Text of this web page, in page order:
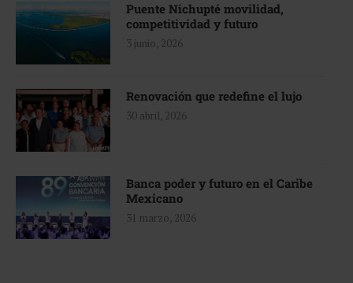
Puente Nichupté movilidad,
competitividad y futuro
3 junio, 2026
Renovación que redefine el lujo
30 abril, 2026
Banca poder y futuro en el Caribe
Mexicano
31 marzo, 2026